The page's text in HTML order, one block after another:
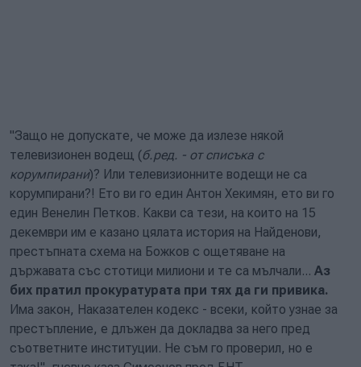
"Защо не допускате, че може да излезе някой
телевизионен водещ (б.ред. - от списъка с
корумпирани)? Или телевизионните водещи не са
корумпирани?! Ето ви го един Антон Хекимян, ето ви го
един Венелин Петков. Какви са тези, на които на 15
декември им е казано цялата история на Найденови,
престъпната схема на Божков с ощетяване на
държавата със стотици милиони и те са мълчали... Аз
бих пратил прокуратурата при тях да ги привика.
Има закон, Наказателен кодекс - всеки, който узнае за
престъпление, е длъжен да докладва за него пред
съответните институции. Не съм го проверил, но е